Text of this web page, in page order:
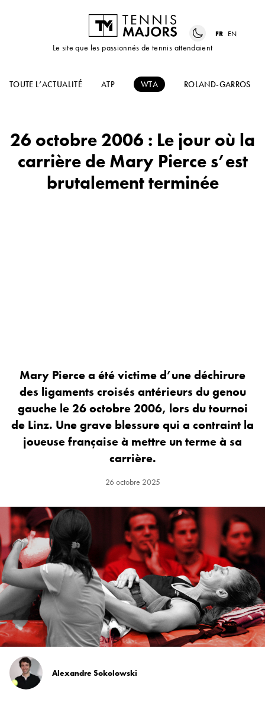
Le site que les passionnés de tennis attendaient
FR EN
TOUTE L’ACTUALITÉ ATP WTA ROLAND-GARROS
26 octobre 2006 : Le jour où la
carrière de Mary Pierce s’est
brutalement terminée
Mary Pierce a été victime d’une déchirure
des ligaments croisés antérieurs du genou
gauche le 26 octobre 2006, lors du tournoi
de Linz. Une grave blessure qui a contraint la
joueuse française à mettre un terme à sa
carrière.
26 octobre 2025
Alexandre Sokolowski